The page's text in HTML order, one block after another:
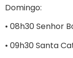
Domingo:
• 08h30 Senhor
• 09h30 Santa